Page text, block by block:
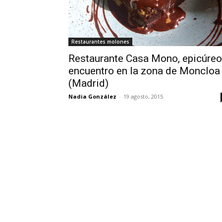
Restaurantes molones
Restaurante Casa Mono, epicúreo
encuentro en la zona de Moncloa
(Madrid)
Nadia González - 19 agosto, 2015